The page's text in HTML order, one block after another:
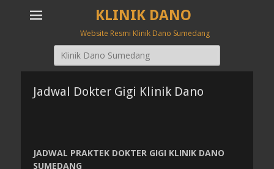
KLINIK DANO
Website Resmi Klinik Dano Sumedang
Search
for:
Jadwal Dokter Gigi Klinik Dano
JADWAL PRAKTEK DOKTER GIGI KLINIK DANO
SUMEDANG